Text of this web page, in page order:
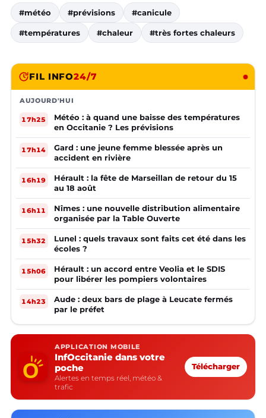
#météo #prévisions #canicule
#températures #chaleur #très fortes chaleurs
FIL INFO24/7
AUJOURD'HUI
17h25
Météo : à quand une baisse des températures
en Occitanie ? Les prévisions
17h14
Gard : une jeune femme blessée après un
accident en rivière
16h19
Hérault : la fête de Marseillan de retour du 15
au 18 août
16h11
Nîmes : une nouvelle distribution alimentaire
organisée par la Table Ouverte
15h32
Lunel : quels travaux sont faits cet été dans les
écoles ?
15h06
Hérault : un accord entre Veolia et le SDIS
pour libérer les pompiers volontaires
14h23
Aude : deux bars de plage à Leucate fermés
par le préfet
APPLICATION MOBILE
InfOccitanie dans votre
poche
Alertes en temps réel, météo &
trafic
Télécharger